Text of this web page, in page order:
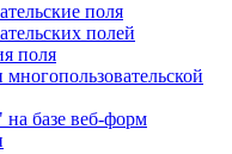
поля
полей
поля
базе веб-форм